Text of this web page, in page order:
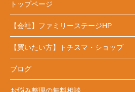
トップページ
【会社】ファミリーステージHP
【買いたい方】トチスマ・ショップ
ブログ
お悩み整理の無料相談